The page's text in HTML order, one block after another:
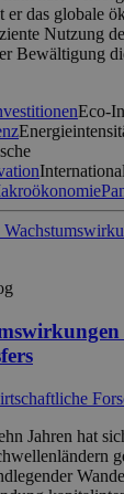
er das globale
Nutzung
Bewältigung
Eco-
Jahren hat